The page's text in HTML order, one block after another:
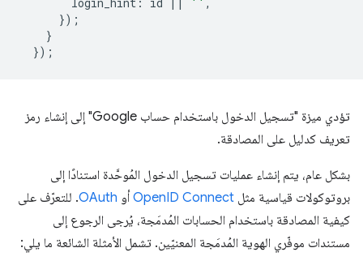
});
}
});
تؤدي ميزة "تسجيل الدخول باستخدام حساب Google" إلى إنشاء رمز
تعريف كدليل على المصادقة.
بشكل عام، يتم إنشاء عمليات تسجيل الدخول المُوحَّدة استنادًا إلى
بروتوكولات قياسية مثل OpenID Connectأو OAuth. للتعرّف على
كيفية المصادقة باستخدام الحسابات المُدمَجة، يُرجى الرجوع إلى
مستندات موفّري الهوية المُدمَجة المعنيّين. تشمل الأمثلة الشائعة ما يلي: